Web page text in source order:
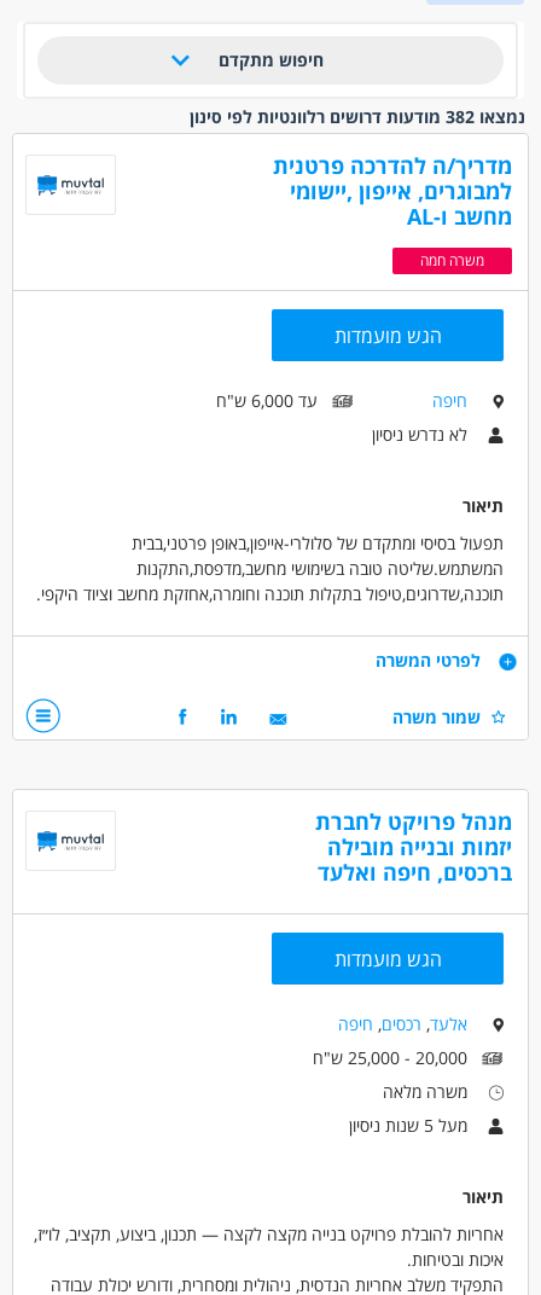
חיפוש מתקדם
נמצאו 382 מודעות דרושים רלוונטיות לפי סינון
מדריך/ה להדרכה פרטנית
למבוגרים, אייפון ,יישומי
מחשב ו-AL
משרה חמה
הגש מועמדות
חיפה
עד 6,000 ש"ח
לא נדרש ניסיון
תיאור
תפעול בסיסי ומתקדם של סלולרי-אייפון,באופן פרטני,בבית
המשתמש.שליטה טובה בשימושי מחשב,מדפסת,התקנות
תוכנה,שדרוגים,טיפול בתקלות תוכנה וחומרה,אחזקת מחשב וציוד היקפי.
לימוד והדרכה בבינה מלאכותית.נושאים
ברשת:פייסבוק,אינסטגרם,זום,קניות ברשת,אפליקציות.סיוע בנושאים
דרישות
ראש טכנולוגי.תושב חיפה והאזור בלבד.סבלני, חרוץ ויסודי.שליטה
באנגלית.כישורי שפה בכתב ובע"פ.גמישות בימים ושעות,לפי תיאום
משוחררים בוגרי יחידות טכנולוגיות,הנדסאים,טכנאי מחשבים, תלמידי
תיכון,במגמות מדעיות,בכיתות ייא - יב.
העבודה בחיפה,אחוזה,איזור מרכב חורב.
דרושים בתחום
מחשבים ותוכנה - הדרכה, הטמעה ויישום
מחשבים ותוכנה - מהנדס מחשבים /חומרה
מחשבים ותוכנה - סטודנטים למחשבים
מאפייני משרה
עבודה כפרילאנסר.ית /עצמאי.ת
מתאים כעבודה שניה
סטודנטים
אקדמאים ללא נסיון
נוער
לפרטי המשרה
שמור משרה
מנהל פרויקט לחברת
יזמות ובנייה מובילה
ברכסים, חיפה ואלעד
הגש מועמדות
אלעד, רכסים, חיפה
20,000 - 25,000 ש"ח
משרה מלאה
מעל 5 שנות ניסיון
תיאור
אחריות להובלת פרויקט בנייה מקצה לקצה — תכנון, ביצוע, תקציב, לו״ז,
איכות ובטיחות.
התפקיד משלב אחריות הנדסית, ניהולית ומסחרית, ודורש יכולת עבודה